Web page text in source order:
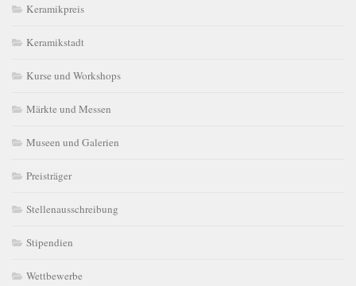
Keramikpreis
Keramikstadt
Kurse und Workshops
Märkte und Messen
Museen und Galerien
Preisträger
Stellenausschreibung
Stipendien
Wettbewerbe